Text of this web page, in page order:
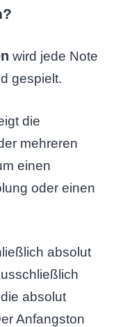
wird jede Note
gespielt.
die
mehreren
einen
oder einen
absolut
absolut
Anfangston